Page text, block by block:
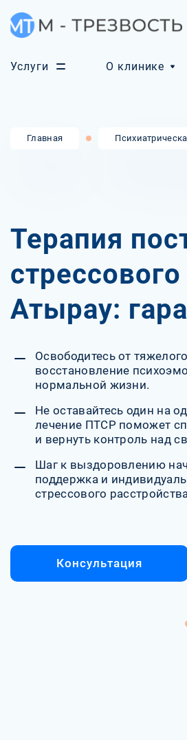
Услуги О клинике
Главная
Терапия
Атырау:
Освободитесь от
восстановление
нормальной жизни.
Не оставайтесь один на
лечение ПТСР поможет
и вернуть контроль над
Шаг к выздоровлению
поддержка и
стрессового
Консультация